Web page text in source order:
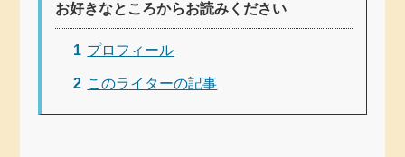
お好きなところからお読みください
1 プロフィール
2 このライターの記事